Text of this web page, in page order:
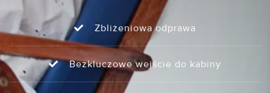
Zbliżeniowa odprawa
Bezkluczowe wejście do kabiny